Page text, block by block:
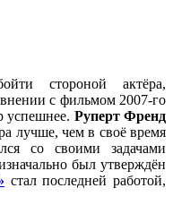
стороной актёра,
с фильмом 2007-го
успешнее. Руперт Френд
лучше, чем в своё время
со своими задачами
был утверждён
стал последней работой,